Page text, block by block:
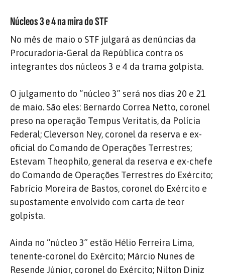
Núcleos 3 e 4 na mira do STF
No mês de maio o STF julgará as denúncias da
Procuradoria-Geral da República contra os
integrantes dos núcleos 3 e 4 da trama golpista.
O julgamento do “núcleo 3” será nos dias 20 e 21
de maio. São eles: Bernardo Correa Netto, coronel
preso na operação Tempus Veritatis, da Polícia
Federal; Cleverson Ney, coronel da reserva e ex-
oficial do Comando de Operações Terrestres;
Estevam Theophilo, general da reserva e ex-chefe
do Comando de Operações Terrestres do Exército;
Fabrício Moreira de Bastos, coronel do Exército e
supostamente envolvido com carta de teor
golpista.
Ainda no “núcleo 3” estão Hélio Ferreira Lima,
tenente-coronel do Exército; Márcio Nunes de
Resende Júnior, coronel do Exército; Nilton Diniz